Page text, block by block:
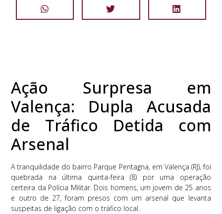
Ação Surpresa em
Valença: Dupla Acusada
de Tráfico Detida com
Arsenal
A tranquilidade do bairro Parque Pentagna, em Valença (RJ), foi
quebrada na última quinta-feira (8) por uma operação
certeira da Polícia Militar. Dois homens, um jovem de 25 anos
e outro de 27, foram presos com um arsenal que levanta
suspeitas de ligação com o tráfico local.